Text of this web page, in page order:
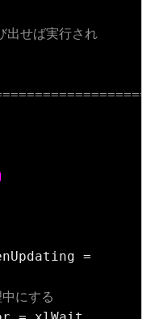
せば実行され
にする